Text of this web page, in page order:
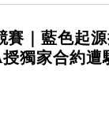
賽｜藍色起
獨家合約遭